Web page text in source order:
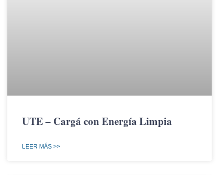
UTE – Cargá con Energía Limpia
LEER MÁS >>